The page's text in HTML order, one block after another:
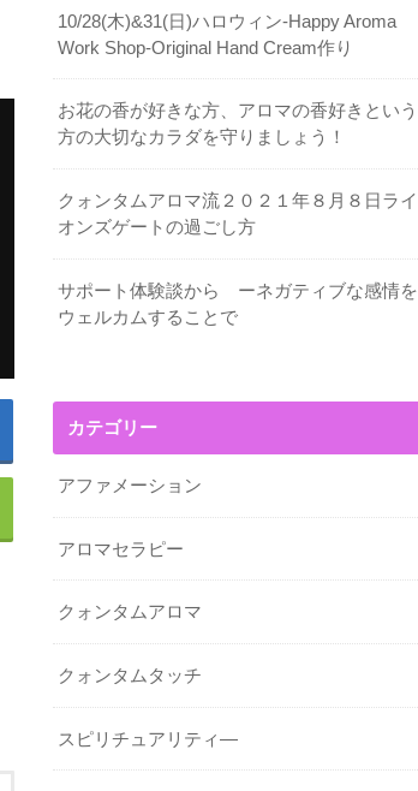
10/28(木)&31(日)ハロウィン-Happy Aroma
Work Shop-Original Hand Cream作り
お花の香が好きな方、アロマの香好きという
方の大切なカラダを守りましょう！
クォンタムアロマ流２０２１年８月８日ライ
オンズゲートの過ごし方
サポート体験談から ーネガティブな感情を
ウェルカムすることで
カテゴリー
アファメーション
アロマセラピー
クォンタムアロマ
クォンタムタッチ
スピリチュアリティ―